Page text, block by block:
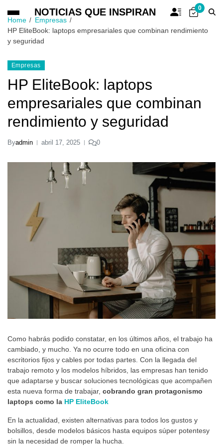
NOTICIAS QUE INSPIRAN 0
Home
Empresas
HP EliteBook: laptops empresariales que combinan rendimiento
y seguridad
Empresas
HP EliteBook: laptops
empresariales que combinan
rendimiento y seguridad
Byadmin abril 17, 2025 0
Como habrás podido constatar, en los últimos años, el trabajo ha
cambiado, y mucho. Ya no ocurre todo en una oficina con
escritorios fijos y cables por todas partes. Con la llegada del
trabajo remoto y los modelos híbridos, las empresas han tenido
que adaptarse y buscar soluciones tecnológicas que acompañen
esta nueva forma de trabajar, cobrando gran protagonismo
laptops como la HP EliteBook
En la actualidad, existen alternativas para todos los gustos y
bolsillos, desde modelos básicos hasta equipos súper potentesy
sin la necesidad de romper la hucha.